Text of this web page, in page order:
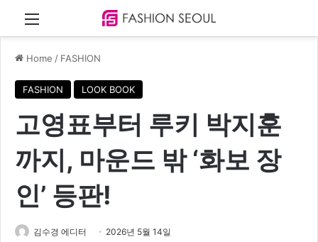
Menu
Home / FASHION
FASHION LOOK BOOK
고영표부터 루키 박지훈
까지, 마운드 밖 ‘화보 장
인’ 등판!
김수경 에디터 2026년 5월 14일